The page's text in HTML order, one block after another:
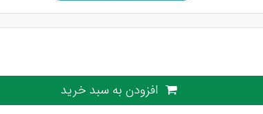
افزودن به سبد خرید